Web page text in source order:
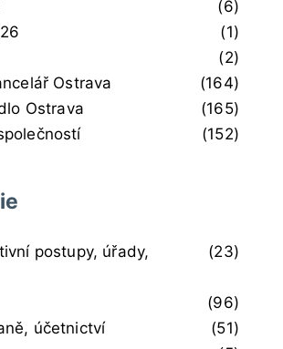
(6)
(1)
(2)
Ostrava
(164)
Ostrava
(165)
(152)
postupy, úřady,
(23)
(96)
účetnictví
(51)